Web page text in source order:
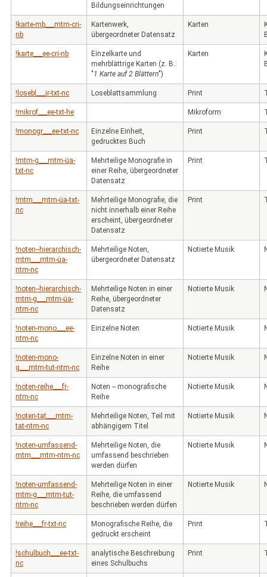
Bildungseinrichtungen
!karte-mb___mtm-cri-
nb
Kartenwerk,
übergeordneter Datensatz
Karten
!karte___ee-cri-nb
Einzelkarte und
mehrblättrige Karten (z. B.:
"1 Karte auf 2 Blättern")
Karten
!losebl___ir-txt-nc Loseblattsammlung Print
!mikrof___ee-txt-he Mikroform
!monogr___ee-txt-nc
Einzelne Einheit,
gedrucktes Buch
Print
!mtm-g___mtm-üa-
txt-nc
Mehrteilige Monografie in
einer Reihe, übergeordneter
Datensatz
Print
!mtm___mtm-üa-txt-
nc
Mehrteilige Monografie, die
nicht innerhalb einer Reihe
erscheint, übergeordneter
Datensatz
Print
!noten--hierarchisch-
mtm___mtm-üa-
ntm-nc
Mehrteilige Noten,
übergeordneter Datensatz
Notierte Musik
!noten--hierarchisch-
mtm-g___mtm-üa-
ntm-nc
Mehrteilige Noten in einer
Reihe, übergeordneter
Datensatz
Notierte Musik
!noten-mono___ee-
ntm-nc
Einzelne Noten Notierte Musik
!noten-mono-
g___mtm-tut-ntm-nc
Einzelne Noten in einer
Reihe
Notierte Musik
!noten-reihe___fr-
ntm-nc
Noten -- monografische
Reihe
Notierte Musik
!noten-tat___mtm-
tat-ntm-nc
Mehrteilige Noten, Teil mit
abhängigem Titel
Notierte Musik
!noten-umfassend-
mtm___mtm-ntm-nc
Mehrteilige Noten, die
umfassend beschrieben
werden dürfen
Notierte Musik
!noten-umfassend-
mtm-g___mtm-tut-
ntm-nc
Mehrteilige Noten in einer
Reihe, die umfassend
beschrieben werden dürfen
Notierte Musik
!reihe___fr-txt-nc
Monografische Reihe, die
gedruckt erscheint
Print
!schulbuch___ee-txt-
nc
analytische Beschreibung
eines Schulbuchs
Print